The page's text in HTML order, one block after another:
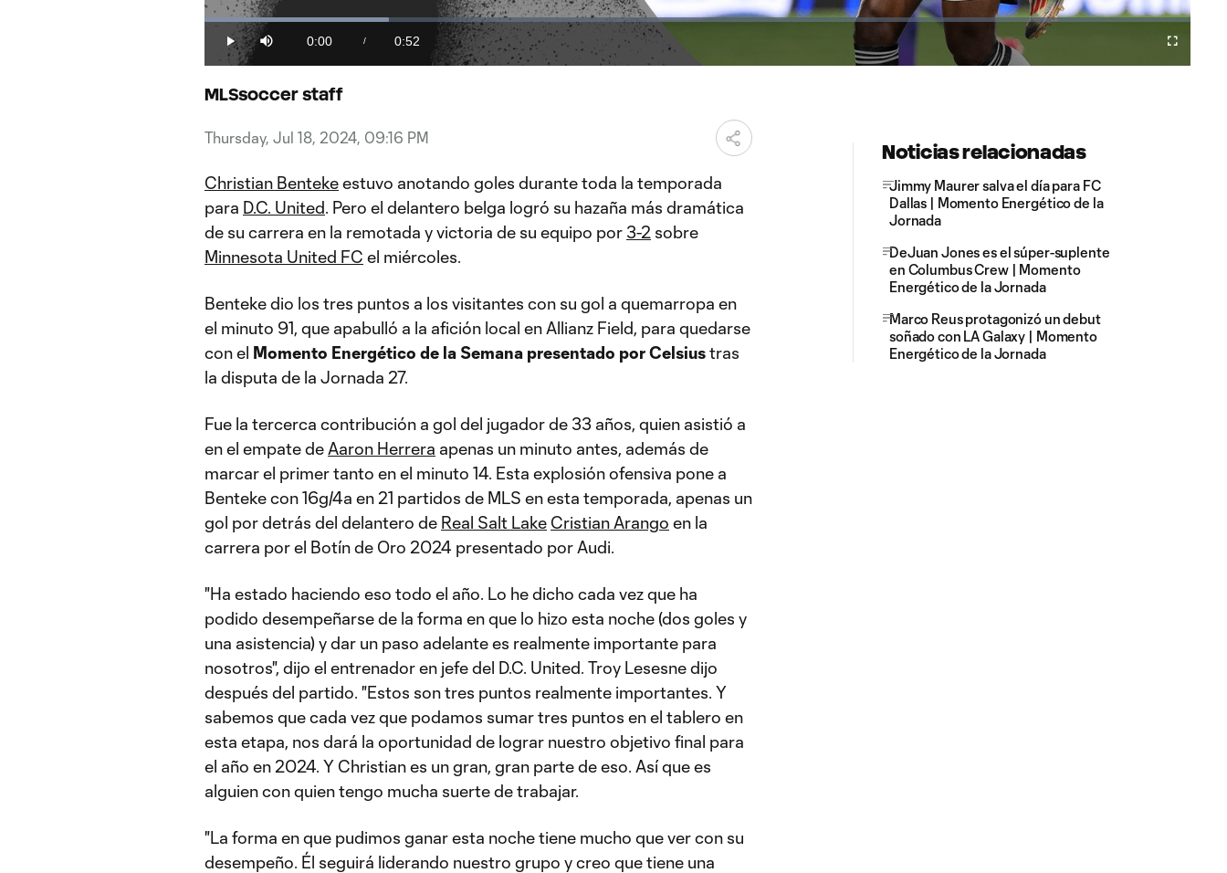
Play Mute
Current
Time
0:00 /
Duration
0:52
Loaded:
Fullscreen
MLSsoccer staff
Thursday, Jul 18, 2024, 09:16 PM
Christian Bentekeestuvo anotando goles durante toda la temporada
para D.C. United. Pero el delantero belga logró su hazaña más dramática
de su carrera en la remotada y victoria de su equipo por 3-2 sobre
Minnesota United FC el miércoles.
Benteke dio los tres puntos a los visitantes con su gol a quemarropa en
el minuto 91, que apabulló a la afición local en Allianz Field, para quedarse
con el Momento Energético de la Semana presentado por Celsiustras
la disputa de la Jornada 27.
Fue la tercerca contribución a gol del jugador de 33 años, quien asistió a
en el empate de Aaron Herrera apenas un minuto antes, además de
marcar el primer tanto en el minuto 14. Esta explosión ofensiva pone a
Benteke con 16g/4a en 21 partidos de MLS en esta temporada, apenas un
gol por detrás del delantero de Real Salt Lake Cristian Arango en la
carrera por el Botín de Oro 2024 presentado por Audi.
"Ha estado haciendo eso todo el año. Lo he dicho cada vez que ha
podido desempeñarse de la forma en que lo hizo esta noche (dos goles y
una asistencia) y dar un paso adelante es realmente importante para
nosotros", dijo el entrenador en jefe del D.C. United. Troy Lesesne dijo
después del partido. "Estos son tres puntos realmente importantes. Y
sabemos que cada vez que podamos sumar tres puntos en el tablero en
esta etapa, nos dará la oportunidad de lograr nuestro objetivo final para
el año en 2024. Y Christian es un gran, gran parte de eso. Así que es
alguien con quien tengo mucha suerte de trabajar.
"La forma en que pudimos ganar esta noche tiene mucho que ver con su
desempeño. Él seguirá liderando nuestro grupo y creo que tiene una
Noticias relacionadas
Jimmy Maurer salva el día para FC
Dallas | Momento Energético de la
Jornada
DeJuan Jones es el súper-suplente
en Columbus Crew | Momento
Energético de la Jornada
Marco Reus protagonizó un debut
soñado con LA Galaxy | Momento
Energético de la Jornada